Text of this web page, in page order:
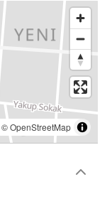
©OpenStreetMap